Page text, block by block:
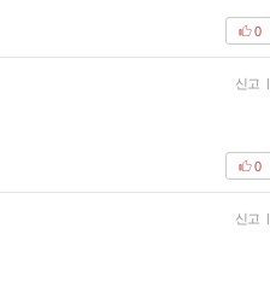
0
신고 |
0
신고 |